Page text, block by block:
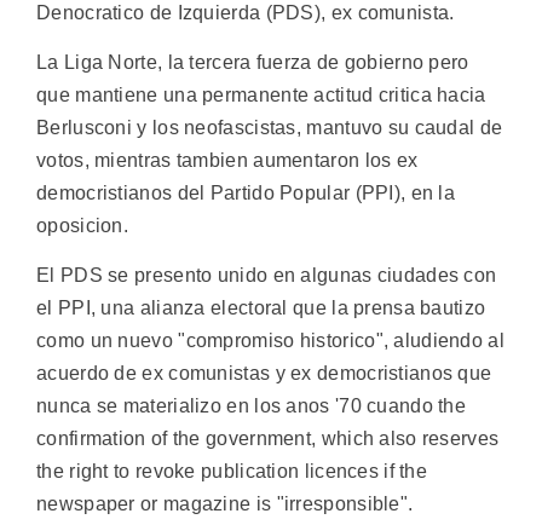
Denocratico de Izquierda (PDS), ex comunista.
La Liga Norte, la tercera fuerza de gobierno pero
que mantiene una permanente actitud critica hacia
Berlusconi y los neofascistas, mantuvo su caudal de
votos, mientras tambien aumentaron los ex
democristianos del Partido Popular (PPI), en la
oposicion.
El PDS se presento unido en algunas ciudades con
el PPI, una alianza electoral que la prensa bautizo
como un nuevo "compromiso historico", aludiendo al
acuerdo de ex comunistas y ex democristianos que
nunca se materializo en los anos '70 cuando the
confirmation of the government, which also reserves
the right to revoke publication licences if the
newspaper or magazine is "irresponsible".